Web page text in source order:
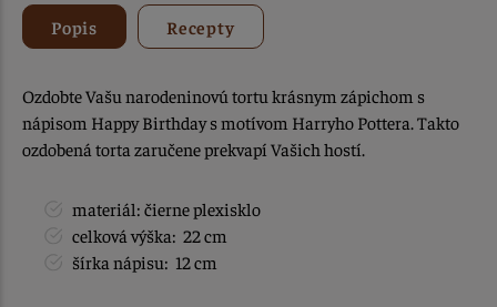
Popis Recepty
Ozdobte Vašu narodeninovú tortu krásnym zápichom s
nápisom Happy Birthday s motívom Harryho Pottera. Takto
ozdobená torta zaručene prekvapí Vašich hostí.
materiál: čierne plexisklo
celková výška: 22 cm
šírka nápisu: 12 cm